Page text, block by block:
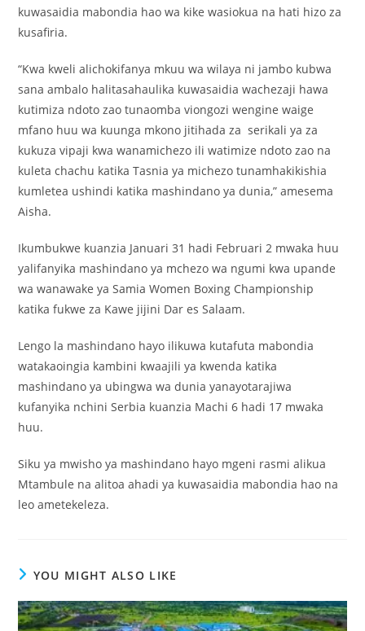
kuwasaidia mabondia hao wa kike wasiokua na hati hizo za
kusafiria.
“Kwa kweli alichokifanya mkuu wa wilaya ni jambo kubwa
sana ambalo halitasahaulika kuwasaidia wachezaji hawa
kutimiza ndoto zao tunaomba viongozi wengine waige
mfano huu wa kuunga mkono jitihada za serikali ya za
kukuza vipaji kwa wanamichezo ili watimize ndoto zao na
kuleta chachu katika Tasnia ya michezo tunamhakikishia
kumletea ushindi katika mashindano ya dunia,” amesema
Aisha.
Ikumbukwe kuanzia Januari 31 hadi Februari 2 mwaka huu
yalifanyika mashindano ya mchezo wa ngumi kwa upande
wa wanawake ya Samia Women Boxing Championship
katika fukwe za Kawe jijini Dar es Salaam.
Lengo la mashindano hayo ilikuwa kutafuta mabondia
watakaoingia kambini kwaajili ya kwenda katika
mashindano ya ubingwa wa dunia yanayotarajiwa
kufanyika nchini Serbia kuanzia Machi 6 hadi 17 mwaka
huu.
Siku ya mwisho ya mashindano hayo mgeni rasmi alikua
Mtambule na alitoa ahadi ya kuwasaidia mabondia hao na
leo ametekeleza.
YOU MIGHT ALSO LIKE